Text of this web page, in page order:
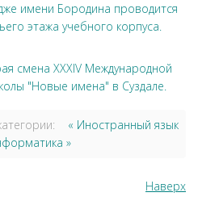
имени Бородина проводится
этажа учебного корпуса.
смена XXXIV Международной
"Новые имена" в Суздале.
« Иностранный язык
»
Наверх